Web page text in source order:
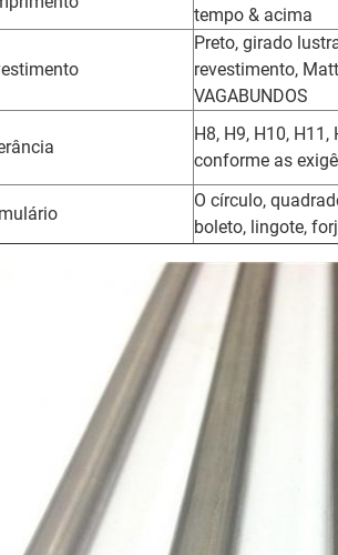
tempo & acima
Preto, girado
revestimento,
VAGABUNDOS
H8, H9, H10, H11,
conforme as
O círculo,
boleto, lingote,